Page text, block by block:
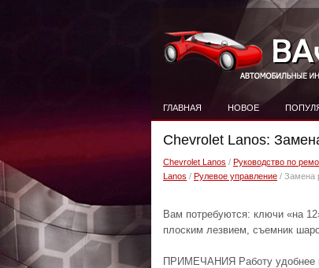
ГЛАВНАЯ НОВОЕ
Chevrolet Lanos:
Chevrolet Lanos / Руководство по
Lanos / Рулевое управление / Замена
Вам потребуются: ключи «на
плоским лезвием, съемник
ПРИМЕЧАНИЯ Работу удобнее